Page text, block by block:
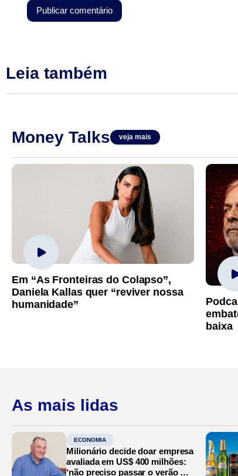
Leia também
Money Talks veja mais
Em “As Fronteiras do Colapso”,
Daniela Kallas quer “reviver nossa
humanidade”
baixa
As mais lidas
ECONOMIA
Milionário decide doar empresa
avaliada em US$ 400 milhões:
‘não preciso passar o verão no